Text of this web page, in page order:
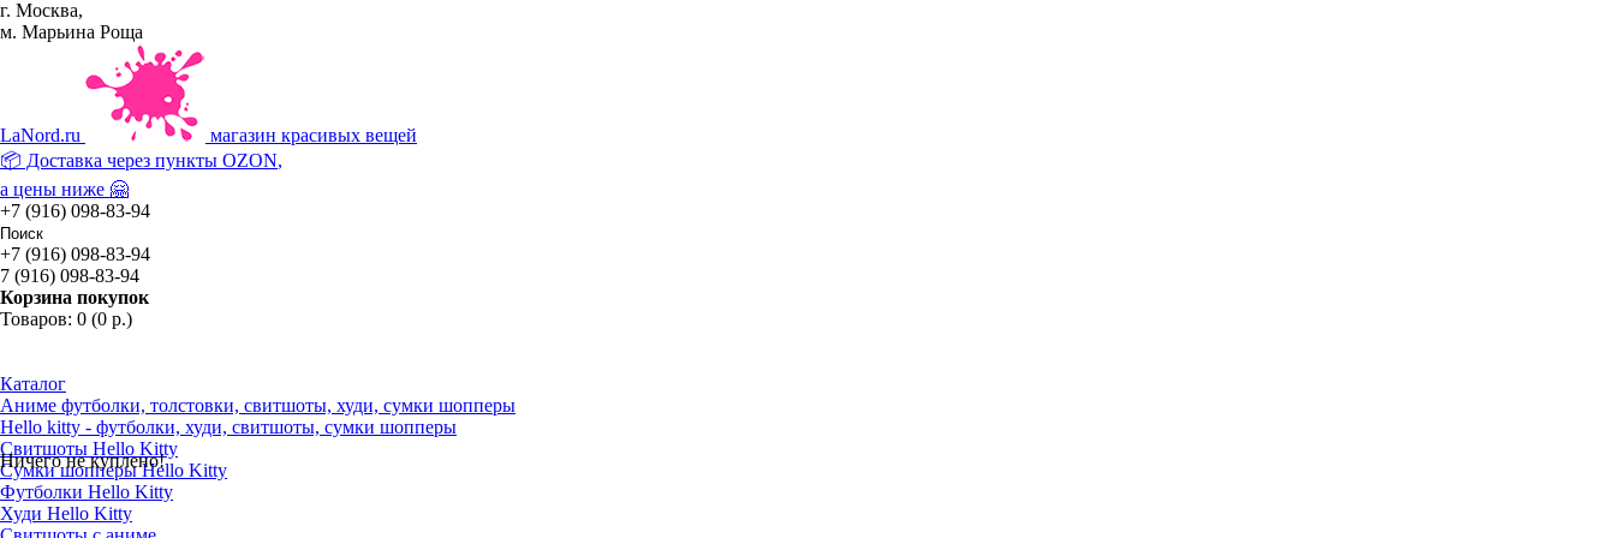
г. Москва,
м. Марьина Роща
LaNord.ru
магазин красивых вещей
📦 Доставка через пункты OZON,
а цены ниже 🤗
+7 (916) 098-83-94
+7 (916) 098-83-94
7 (916) 098-83-94
Корзина покупок
Товаров: 0 (0 р.)
Ничего не куплено!
Каталог
Аниме футболки, толстовки, свитшоты, худи, сумки шопперы
Hello kitty - футболки, худи, свитшоты, сумки шопперы
Свитшоты Hello Kitty
Сумки шопперы Hello Kitty
Футболки Hello Kitty
Худи Hello Kitty